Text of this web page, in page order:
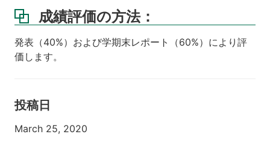
成績評価の方法：
発表（40%）および学期末レポート（60%）により評
価します。
投稿日
March 25, 2020